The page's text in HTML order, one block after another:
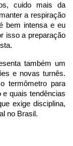
cuido mais da
a respiração
bem intensa e eu
isso a preparação
também um
e novas turnês.
termômetro para
quais tendências
exige disciplina,
no Brasil.